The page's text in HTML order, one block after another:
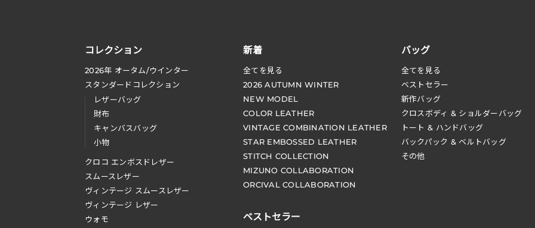
コレクション
2026年 オータム/ウインター
スタンダードコレクション
レザーバッグ
財布
キャンバスバッグ
小物
クロコ エンボスドレザー
スムースレザー
ヴィンテージ スムースレザー
ヴィンテージ レザー
ウォモ
新着
全てを見る
2026 AUTUMN WINTER
NEW MODEL
COLOR LEATHER
VINTAGE COMBINATION LEATHER
STAR EMBOSSED LEATHER
STITCH COLLECTION
MIZUNO COLLABORATION
ORCIVAL COLLABORATION
ベストセラー
バッグ
全てを見る
ベストセラー
新作バッグ
クロスボディ & ショルダーバッグ
トート & ハンドバッグ
バックパック & ベルトバッグ
その他